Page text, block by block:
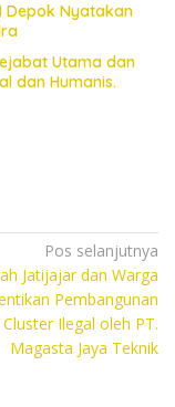
Depok Nyatakan
Utama dan
dan Humanis.
Pos selanjutnya
Jatijajar dan Warga
Pembangunan
Ilegal oleh PT.
Magasta Jaya Teknik